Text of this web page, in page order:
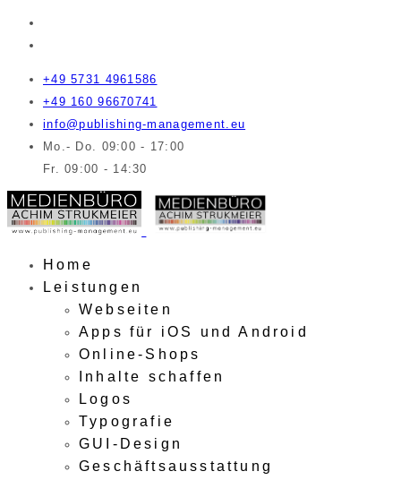
+49 5731 4961586
+49 160 96670741
info@publishing-management.eu
Mo.- Do. 09:00 - 17:00
Fr. 09:00 - 14:30
Home
Leistungen
Webseiten
Apps für iOS und Android
Online-Shops
Inhalte schaffen
Logos
Typografie
GUI-Design
Geschäftsausstattung